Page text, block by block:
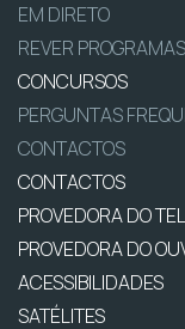
EM DIRETO
REVER PROGRAMAS
CONCURSOS
PERGUNTAS
CONTACTOS
CONTACTOS
PROVEDORA DO
PROVEDORA DO
ACESSIBILIDADES
SATÉLITES